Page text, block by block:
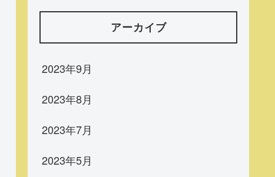
アーカイブ
2023年9月
2023年8月
2023年7月
2023年5月